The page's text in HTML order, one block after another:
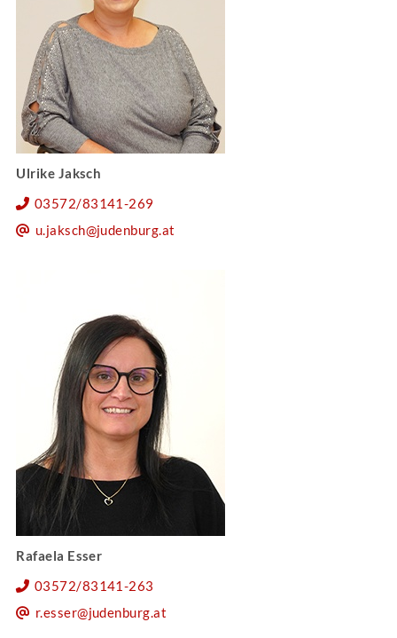
Ulrike Jaksch
03572/83141-269
u.jaksch@judenburg.at
Rafaela Esser
03572/83141-263
r.esser@judenburg.at